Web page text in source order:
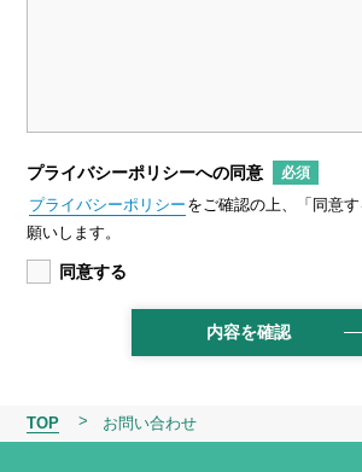
プライバシーポリシーへの同意
プライバシーポリシー をご確認の上、「同意
願いします。
同意する
TOP お問い合わせ